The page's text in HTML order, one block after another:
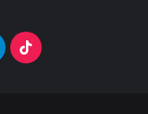
TikTok